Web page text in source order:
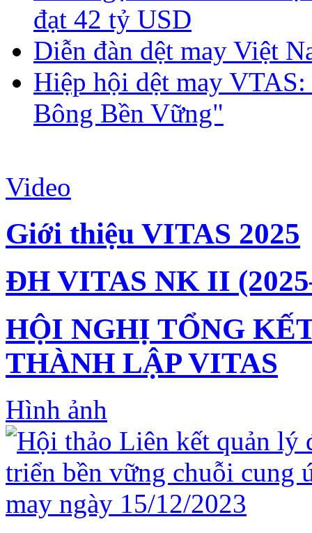
đạt 42 tỷ USD
Diễn đàn dệt may Việt
Hiệp hội dệt may
Bông Bền Vững"
Video
Giới thiệu VITAS 2025
ĐH VITAS NK II
HỘI NGHỊ TỔNG
THÀNH LẬP VITAS
Hình ảnh